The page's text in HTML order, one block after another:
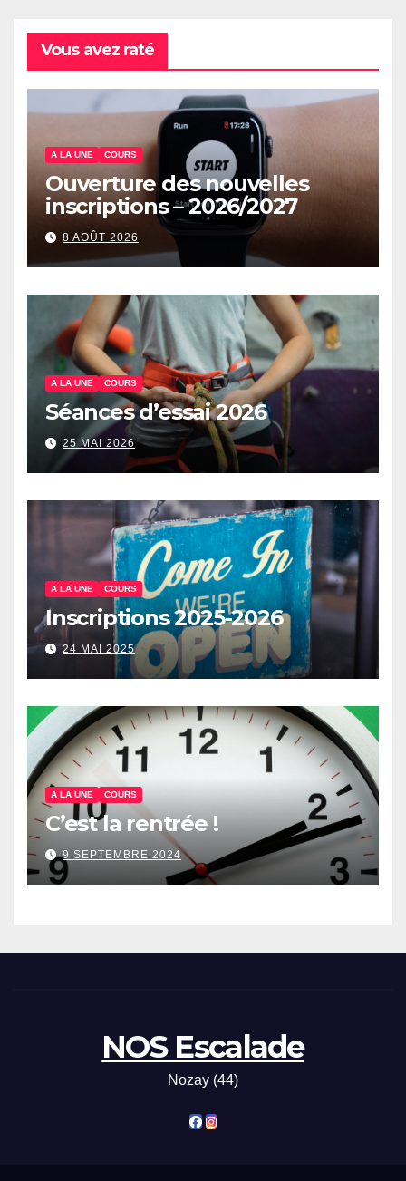
Vous avez raté
A LA UNE COURS
Ouverture des nouvelles
inscriptions – 2026/2027
8 AOÛT 2026
A LA UNE COURS
Séances d’essai 2026
25 MAI 2026
A LA UNE COURS
Inscriptions 2025-2026
24 MAI 2025
A LA UNE COURS
C’est la rentrée !
9 SEPTEMBRE 2024
NOS Escalade
Nozay (44)